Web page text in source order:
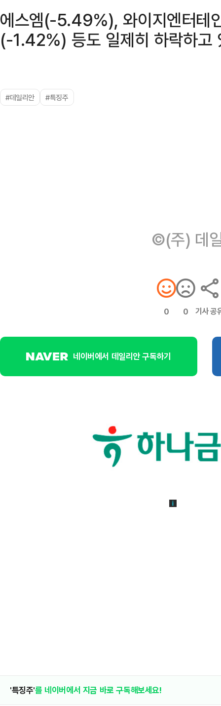
에스엠(-5.49%), 와이지엔터테
(-1.42%) 등도 일제히 하락하고
#데일리안 #특징주
©(주) 데
0 0 기사 공
네이버에서 데일리안 구독하기
'특징주'를 네이버에서 지금 바로 구독해보세요!